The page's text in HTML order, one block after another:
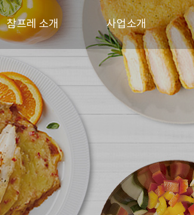
참프레 소개
CI
경영철학
연혁
오시는길
홍보영상
사업소개
사업현황
동물복지
파트너